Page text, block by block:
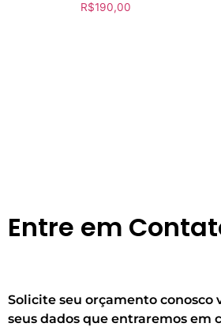
R$190,00
Entre em
Solicite seu orçamento
seus dados que entraremos em